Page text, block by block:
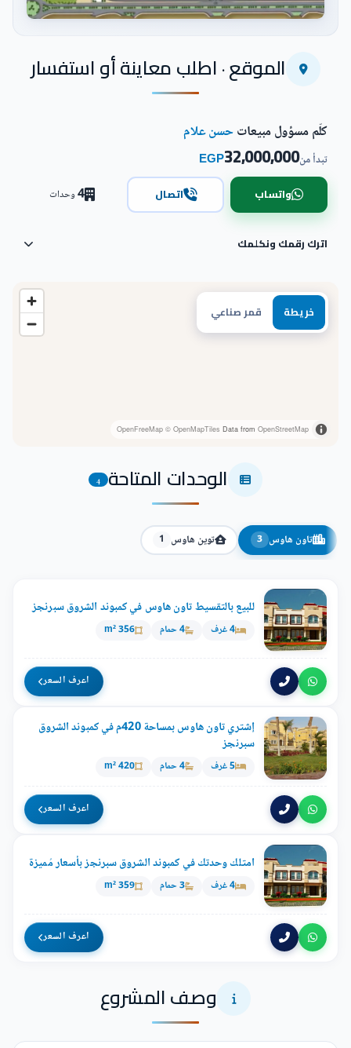
اضغط للتكبيرالموقع · اطلب معاينة أو استفسار
خريطة قمر صناعي
OpenFreeMap © OpenMapTiles Data from OpenStreetMap
كلّم مسؤول مبيعاتحسن علام
تبدأ من32,000,000
EGP
واتساب اتصال 4وحدات
اترك رقمك ونكلمك
الوحدات المتاحة 4
تاون هاوس 3 توين هاوس 1
للبيع بالتقسيط تاون هاوس في كمبوند الشروق سبرنجز
4 غرف 4 حمام 356 m²
اعرف السعر
إشتري تاون هاوس بمساحة 420م في كمبوند الشروق
سبرنجز
5 غرف 4 حمام 420 m²
اعرف السعر
امتلك وحدتك في كمبوند الشروق سبرنجز بأسعار مُميزة
4 غرف 3 حمام 359 m²
اعرف السعر
وصف المشروع